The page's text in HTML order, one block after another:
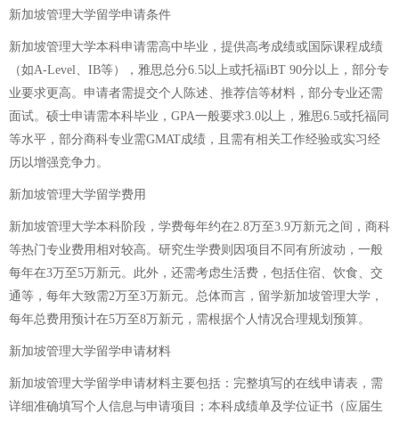
新加坡管理大学留学申请条件
新加坡管理大学本科申请需高中毕业，提供高考成绩或国际课程成绩
（如A-Level、IB等），雅思总分6.5以上或托福iBT 90分以上，部分专
业要求更高。申请者需提交个人陈述、推荐信等材料，部分专业还需
面试。硕士申请需本科毕业，GPA一般要求3.0以上，雅思6.5或托福同
等水平，部分商科专业需GMAT成绩，且需有相关工作经验或实习经
历以增强竞争力。
新加坡管理大学留学费用
新加坡管理大学本科阶段，学费每年约在2.8万至3.9万新元之间，商科
等热门专业费用相对较高。研究生学费则因项目不同有所波动，一般
每年在3万至5万新元。此外，还需考虑生活费，包括住宿、饮食、交
通等，每年大致需2万至3万新元。总体而言，留学新加坡管理大学，
每年总费用预计在5万至8万新元，需根据个人情况合理规划预算。
新加坡管理大学留学申请材料
新加坡管理大学留学申请材料主要包括：完整填写的在线申请表，需
详细准确填写个人信息与申请项目；本科成绩单及学位证书（应届生